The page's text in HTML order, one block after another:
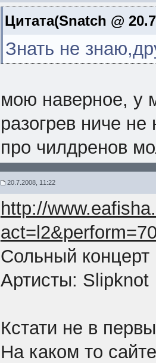
Цитата(Snatch @
Знать не
мою наверное, у
разогрев ниче не
про чилдренов
20.7.2008, 11:22
http://
Сольный концерт
Артисты: Slipknot
Кстати не в
На каком то